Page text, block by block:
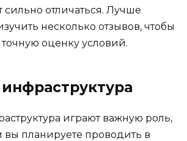
сильно отличаться. Лучше
несколько отзывов, чтобы
точную оценку условий.
играют важную роль,
вы планируете проводить в